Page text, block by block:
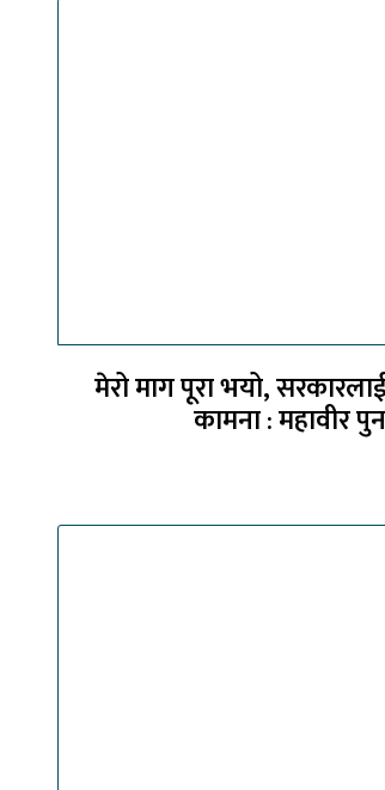
मेरो माग पूरा भयो,
कामना : महावीर पुन